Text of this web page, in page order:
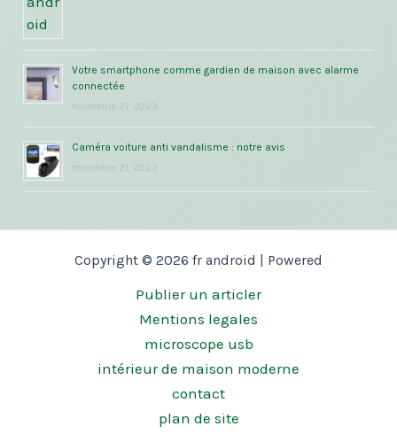
Votre smartphone comme gardien de maison avec alarme
connectée
novembre 21, 2023
Caméra voiture anti vandalisme : notre avis
novembre 21, 2023
Copyright © 2026 fr android | Powered
Publier un articler
Mentions legales
microscope usb
intérieur de maison moderne
contact
plan de site